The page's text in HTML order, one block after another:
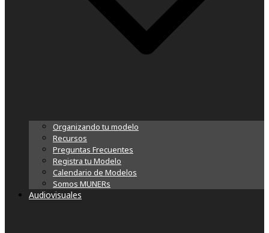
Organizando tu modelo
Recursos
Preguntas Frecuentes
Registra tu Modelo
Calendario de Modelos
Somos MUNERs
Audiovisuales